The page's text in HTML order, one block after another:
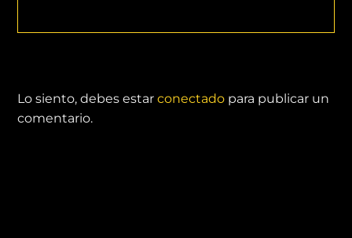
Lo siento, debes estarconectado para publicar un
comentario.